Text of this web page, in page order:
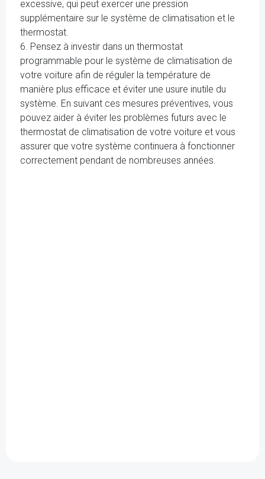
excessive, qui peut exercer une pression
supplémentaire sur le système de climatisation et le
thermostat.
6. Pensez à investir dans un thermostat
programmable pour le système de climatisation de
votre voiture afin de réguler la température de
manière plus efficace et éviter une usure inutile du
système. En suivant ces mesures préventives, vous
pouvez aider à éviter les problèmes futurs avec le
thermostat de climatisation de votre voiture et vous
assurer que votre système continuera à fonctionner
correctement pendant de nombreuses années.